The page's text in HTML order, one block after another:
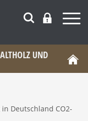
UND
Deutschland CO2-